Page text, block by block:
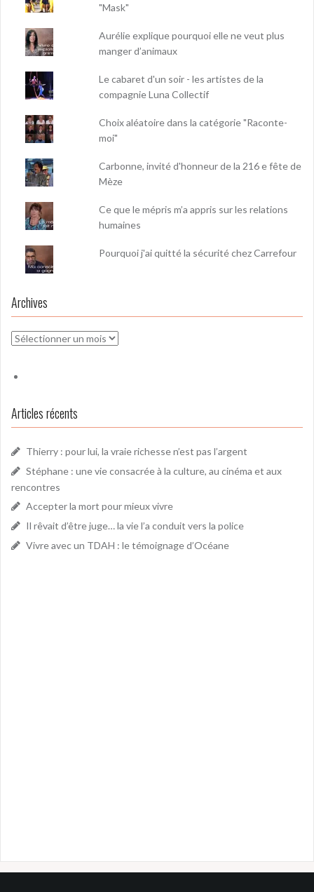
"Mask"
Aurélie explique pourquoi elle ne veut plus
manger d’animaux
Le cabaret d'un soir - les artistes de la
compagnie Luna Collectif
Choix aléatoire dans la catégorie "Raconte-
moi"
Carbonne, invité d'honneur de la 216 e fête de
Mèze
Ce que le mépris m’a appris sur les relations
humaines
Pourquoi j'ai quitté la sécurité chez Carrefour
Archives
Archives
Articles récents
Thierry : pour lui, la vraie richesse n’est pas l’argent
Stéphane : une vie consacrée à la culture, au cinéma et aux
rencontres
Accepter la mort pour mieux vivre
Il rêvait d’être juge… la vie l’a conduit vers la police
Vivre avec un TDAH : le témoignage d’Océane